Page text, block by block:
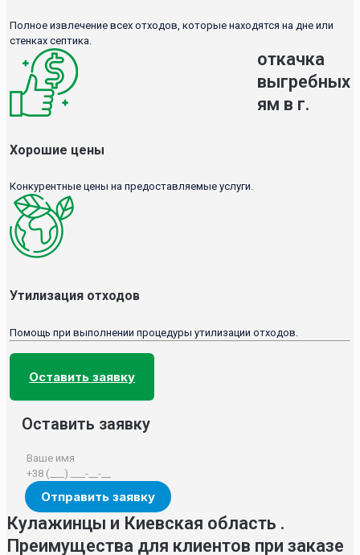
Полное извлечение всех отходов, которые находятся на дне или
стенках септика.
Хорошие цены
Конкурентные цены на предоставляемые услуги.
Утилизация отходов
Помощь при выполнении процедуры утилизации отходов.
Оставить заявку
Оставить заявку
откачка
выгребных
ям в г.
Кулажинцы и Киевская область .
Преимущества для клиентов при заказе